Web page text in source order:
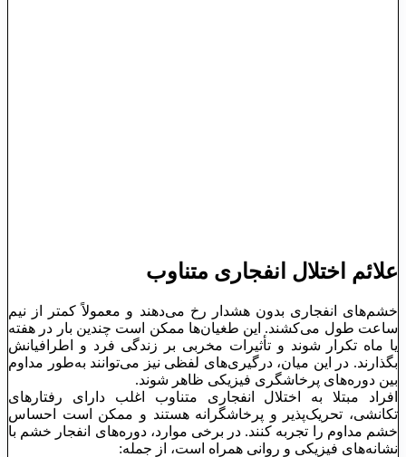
علائم اختلال انفجاری متناوب
خشم‌های انفجاری بدون هشدار رخ می‌دهند و معمولاً کمتر از نیم
ساعت طول می‌کشند. این طغیان‌ها ممکن است چندین بار در هفته
یا ماه تکرار شوند و تأثیرات مخربی بر زندگی فرد و اطرافیانش
بگذارند. در این میان، درگیری‌های لفظی نیز می‌توانند به‌طور مداوم
بین دوره‌های پرخاشگری فیزیکی ظاهر شوند.
افراد مبتلا به اختلال انفجاری متناوب اغلب دارای رفتارهای
تکانشی، تحریک‌پذیر و پرخاشگرانه هستند و ممکن است احساس
خشم مداوم را تجربه کنند. در برخی موارد، دوره‌های انفجار خشم با
نشانه‌های فیزیکی و روانی همراه است، از جمله: